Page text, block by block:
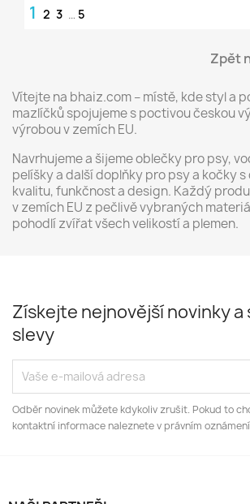
1 2 3 … 5
Zpět
Vítejte na bhaiz.com – místě, kde styl a
mazlíčků spojujeme s poctivou českou
výrobou v zemích EU.
Navrhujeme a šijeme oblečky pro psy,
pelíšky a další doplňky pro psy a kočky s
kvalitu, funkčnost a design. Každý
v zemích EU z pečlivě vybraných
pohodlí zvířat všech velikostí a plemen.
Získejte nejnovější novinky a
slevy
Odběr novinek můžete kdykoliv zrušit. Pokud to
kontaktní informace naleznete v právním